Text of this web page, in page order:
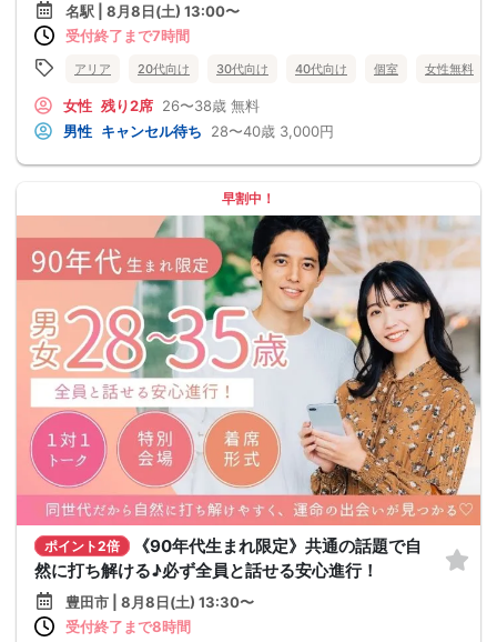
名駅 | 8月8日(土) 13:00〜
受付終了まで7時間
アリア 20代向け 30代向け 40代向け 個室 女性無料
女性 残り2席 26〜38歳 無料
男性 キャンセル待ち 28〜40歳 3,000円
早割中！
ポイント2倍
《90年代生まれ限定》共通の話題で自
然に打ち解ける♪必ず全員と話せる安心進行！
豊田市 | 8月8日(土) 13:30〜
受付終了まで8時間